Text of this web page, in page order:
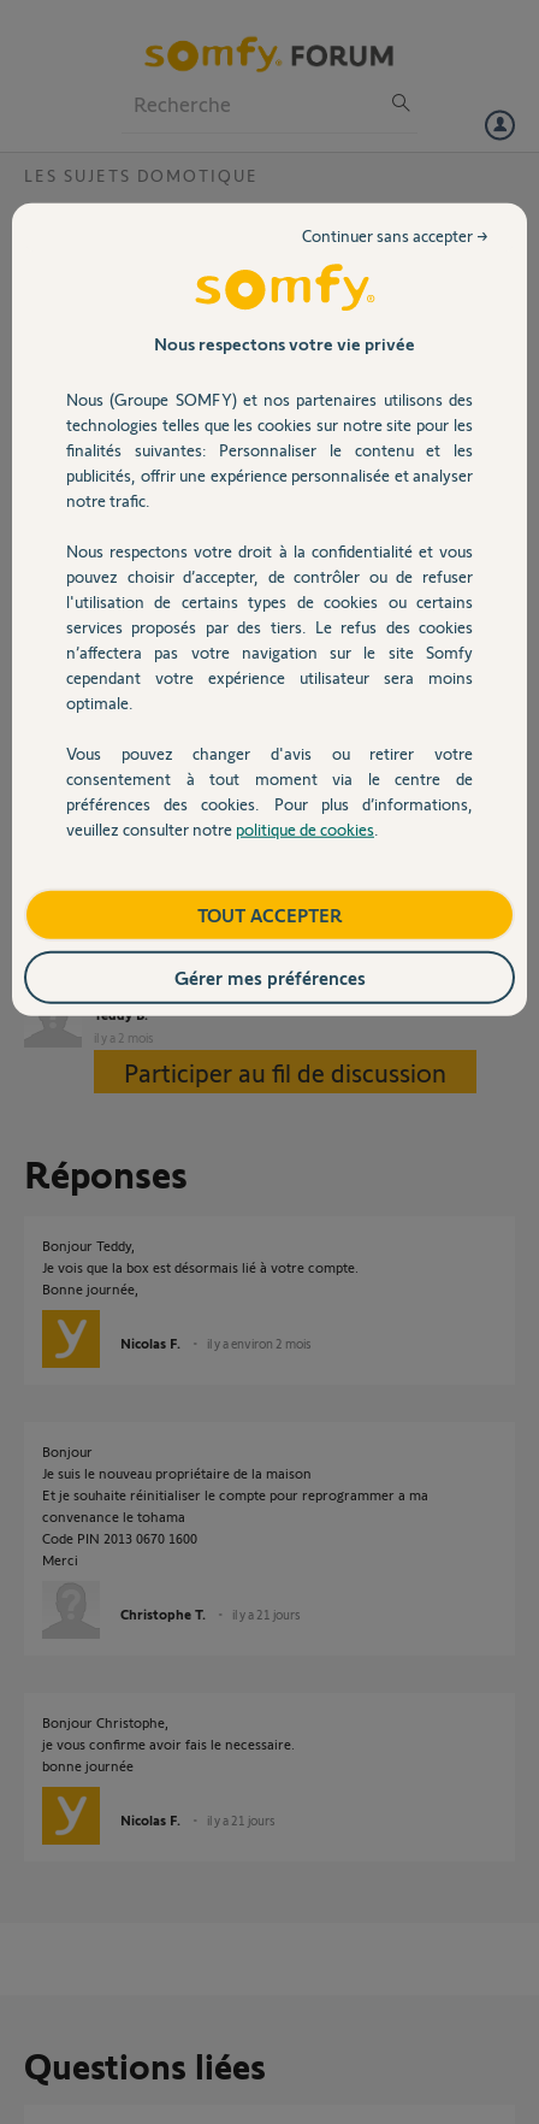
Volet
Sécurité
Domotique
Chauffage
Autres produits
Devis avec un pro
Contact
LES SUJETS DOMOTIQUE
Réinitialisation du compte sur ma tahoma
Bonjour l'équipe Somfy,
Je viens d'emménager
dans mon nouvel
équipé d'une box
domotique TaHoma Rail
DIN intégrée directement
dans le tableau
mon chauffage mural.
En voulant configurer l'application TaHoma pour la première fois, j'ai
un message d'erreur m'indiquant que le module est déjà rattaché à un
compte utilisateur (celui de l'ancien occupant, qui n'est évidemment
plus joignable).
Serait-il possible de détacher ce module de l'ancien compte pour que
Le numéro PIN de ma box est le : 2203-2524-8008 (je tiens la photo
du module à votre disposition si besoin d'une preuve de possession
physique).
Cordialement,
Teddy
Teddy B.
il y a 2 mois
Participer au fil de discussion
Réponses
Bonjour Teddy,
Je vois que la box est désormais lié à votre compte.
Bonne journée,
Nicolas F. il y a environ 2 mois
Bonjour
Je suis le nouveau propriétaire de la maison
Et je souhaite réinitialiser le compte pour reprogrammer a ma
convenance le tohama
Code PIN 2013 0670 1600
Merci
Christophe T. il y a 21 jours
Bonjour Christophe,
je vous confirme avoir fais le necessaire.
bonne journée
Nicolas F. il y a 21 jours
Questions liées
Nous respectons votre vie privée
Nous (Groupe SOMFY) et nos partenaires utilisons des
technologies telles que les cookies sur notre site pour les
finalités suivantes: Personnaliser le contenu et les
publicités, offrir une expérience personnalisée et analyser
notre trafic.
Nous respectons votre droit à la confidentialité et vous
pouvez choisir d’accepter, de contrôler ou de refuser
l'utilisation de certains types de cookies ou certains
services proposés par des tiers. Le refus des cookies
n’affectera pas votre navigation sur le site Somfy
cependant votre expérience utilisateur sera moins
optimale.
Vous pouvez changer d'avis ou retirer votre
consentement à tout moment via le centre de
préférences des cookies. Pour plus d’informations,
veuillez consulter notre politique de cookies
Continuer sans accepter →
TOUT ACCEPTER
Gérer mes préférences